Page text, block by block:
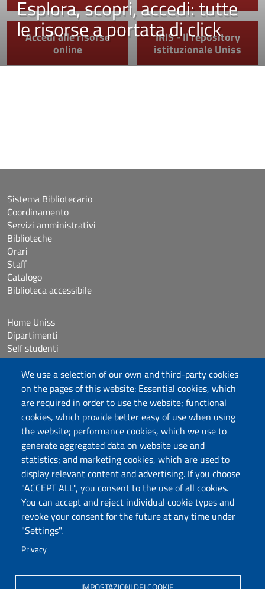
We use a selection of our own and third-party cookies
on the pages of this website: Essential cookies, which
are required in order to use the website; functional
cookies, which provide better easy of use when using
the website; performance cookies, which we use to
generate aggregated data on website use and
statistics; and marketing cookies, which are used to
display relevant content and advertising. If you choose
"ACCEPT ALL", you consent to the use of all cookies.
You can accept and reject individual cookie types and
revoke your consent for the future at any time under
"Settings".
Privacy
Esplora, scopri, accedi: tutte
le risorse a portata di click
Accedi alle risorse
online
IRIS - Il repository
istituzionale Uniss
Università degli Studi di Sassari
Piazza Università 21, Sassari
Tel.: 800 882994 (Orientamento studenti)
RETTORE:rettore@uniss.it
PEC:protocollo@pec.uniss.it
URP:urp@uniss.it
WEB:redazioneweb@uniss.it
P.I. 00196350904 –
Sistema Bibliotecario
Coordinamento
Servizi amministrativi
Biblioteche
Orari
Staff
Catalogo
Biblioteca accessibile
Home Uniss
Dipartimenti
Self studenti
Studenti con disabilità e DSA
Crediti icone
HELPDESK: sba@uniss.it
PEC SBA: sba@pec.uniss.it
WEB SBA: websba@uniss.it